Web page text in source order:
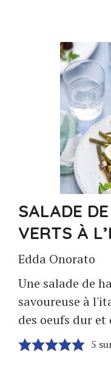
SALADE
VERTS À
Edda Onorato
Une salade de
savoureuse à
des oeufs dur et
5